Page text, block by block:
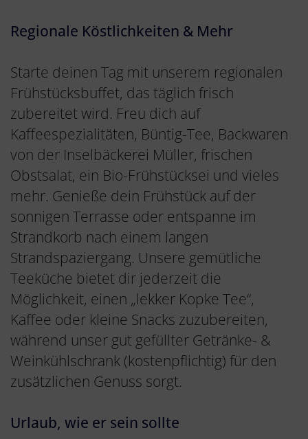
Regionale Köstlichkeiten & Mehr
Starte deinen Tag mit unserem regionalen
Frühstücksbuffet, das täglich frisch
zubereitet wird. Freu dich auf
Kaffeespezialitäten, Büntig-Tee, Backwaren
von der Inselbäckerei Müller, frischen
Obstsalat, ein Bio-Frühstücksei und vieles
mehr. Genieße dein Frühstück auf der
sonnigen Terrasse oder entspanne im
Strandkorb nach einem langen
Strandspaziergang. Unsere gemütliche
Teeküche bietet dir jederzeit die
Möglichkeit, einen „lekker Kopke Tee“,
Kaffee oder kleine Snacks zuzubereiten,
während unser gut gefüllter Getränke- &
Weinkühlschrank (kostenpflichtig) für den
zusätzlichen Genuss sorgt.
Urlaub, wie er sein sollte